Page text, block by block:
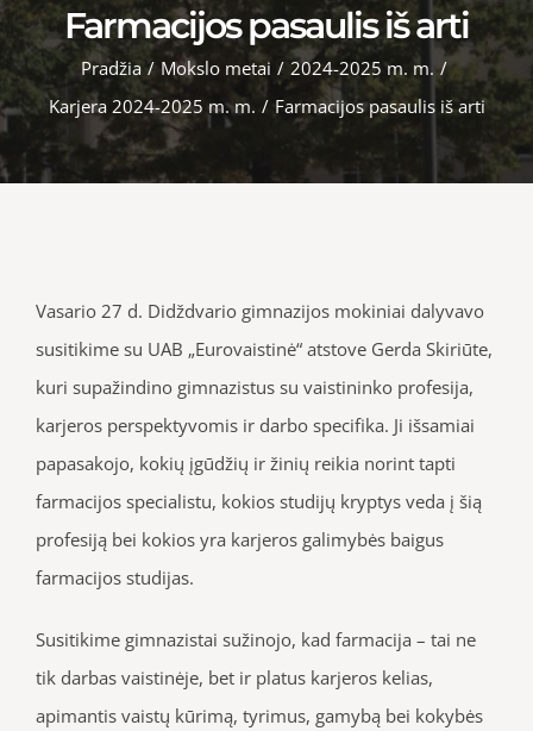
Farmacijos pasaulis iš arti
Pradžia / Mokslo metai / 2024-2025 m. m. /
Karjera 2024-2025 m. m. / Farmacijos pasaulis iš arti
Vasario 27 d. Didždvario gimnazijos mokiniai dalyvavo
susitikime su UAB „Eurovaistinė“ atstove Gerda Skiriūte,
kuri supažindino gimnazistus su vaistininko profesija,
karjeros perspektyvomis ir darbo specifika. Ji išsamiai
papasakojo, kokių įgūdžių ir žinių reikia norint tapti
farmacijos specialistu, kokios studijų kryptys veda į šią
profesiją bei kokios yra karjeros galimybės baigus
farmacijos studijas.
Susitikime gimnazistai sužinojo, kad farmacija – tai ne
tik darbas vaistinėje, bet ir platus karjeros kelias,
apimantis vaistų kūrimą, tyrimus, gamybą bei kokybės